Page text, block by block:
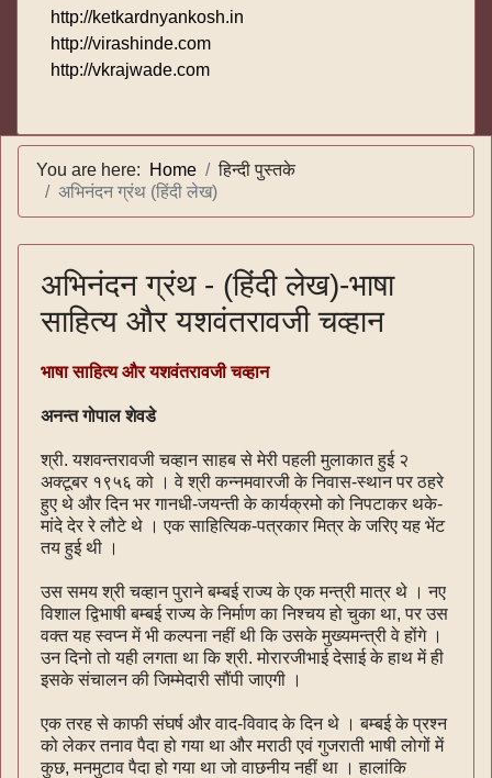
http://ketkardnyankosh.in
http://virashinde.com
http://vkrajwade.com
You are here: Home
हिन्दी पुस्तके
अभिनंदन ग्रंथ (हिंदी लेख)
अभिनंदन ग्रंथ - (हिंदी लेख)-भाषा
साहित्य और यशवंतरावजी चव्हान
भाषा साहित्य और यशवंतरावजी चव्हान
अनन्त गोपाल शेवडे
श्री. यशवन्तरावजी चव्हान साहब से मेरी पहली मुलाकात हुई २
अक्टूबर १९५६ को । वे श्री कन्नमवारजी के निवास-स्थान पर ठहरे
हुए थे और दिन भर गानधी-जयन्ती के कार्यक्रमो को निपटाकर थके-
मांदे देर रे लौटे थे । एक साहित्यिक-पत्रकार मित्र के जरिए यह भेंट
तय हुई थी ।
उस समय श्री चव्हान पुराने बम्बई राज्य के एक मन्त्री मात्र थे । नए
विशाल द्विभाषी बम्बई राज्य के निर्माण का निश्चय हो चुका था, पर उस
वक्त यह स्वप्न में भी कल्पना नहीं थी कि उसके मुख्यमन्त्री वे होंगे ।
उन दिनो तो यही लगता था कि श्री. मोरारजीभाई देसाई के हाथ में ही
इसके संचालन की जिम्मेदारी सौंपी जाएगी ।
एक तरह से काफी संघर्ष और वाद-विवाद के दिन थे । बम्बई के प्रश्न
को लेकर तनाव पैदा हो गया था और मराठी एवं गुजराती भाषी लोगों में
कुछ, मनमुटाव पैदा हो गया था जो वाछनीय नहीं था । हालांकि